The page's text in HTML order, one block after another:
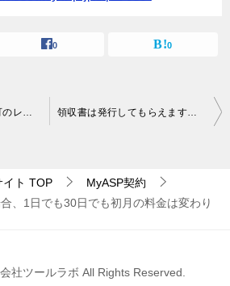
0 0
大量のメール配信が不可のレンタルサーバーがありますが、マイスピーでメール配信する場合は影響ありませんか？ 領収書は発行してもらえますか？クレジットカードの請求名はどうなりますか？
ト TOP
MyASP契約
、1日でも30日でも初月の料金は変わり
社ツールラボ All Rights Reserved.